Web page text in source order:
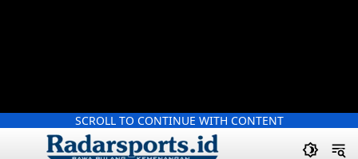
SCROLL TO CONTINUE WITH CONTENT